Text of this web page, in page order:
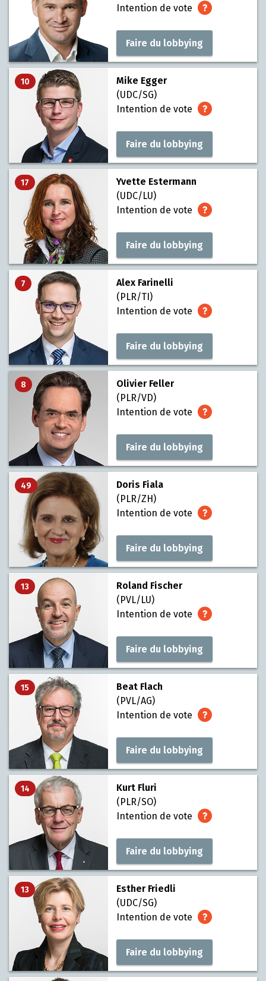
Intention de vote
Faire du lobbying
10
Mike Egger
(UDC/SG)
Intention de vote
Faire du lobbying
17
Yvette Estermann
(UDC/LU)
Intention de vote
Faire du lobbying
7
Alex Farinelli
(PLR/TI)
Intention de vote
Faire du lobbying
8
Olivier Feller
(PLR/VD)
Intention de vote
Faire du lobbying
49
Doris Fiala
(PLR/ZH)
Intention de vote
Faire du lobbying
13
Roland Fischer
(PVL/LU)
Intention de vote
Faire du lobbying
15
Beat Flach
(PVL/AG)
Intention de vote
Faire du lobbying
14
Kurt Fluri
(PLR/SO)
Intention de vote
Faire du lobbying
13
Esther Friedli
(UDC/SG)
Intention de vote
Faire du lobbying